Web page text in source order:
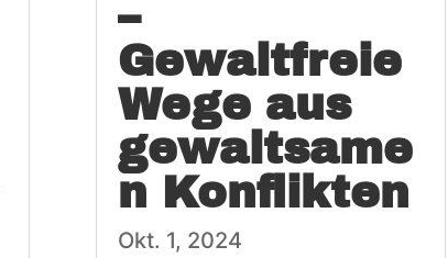
–
Gewaltfreie
Wege aus
gewaltsame
n Konflikten
Okt. 1, 2024